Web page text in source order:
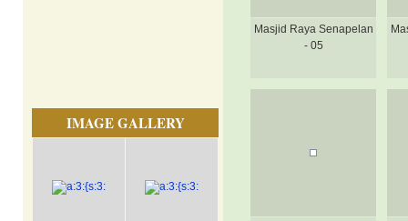
IMAGE GALLERY
Masjid Raya Senapelan
- 05